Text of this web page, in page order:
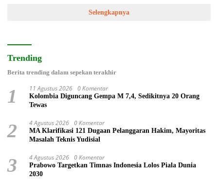
Selengkapnya
Trending
Berita trending dalam sepekan terakhir
1 11 Agustus 2026 0 Komentar
Kolombia Diguncang Gempa M 7,4, Sedikitnya 20 Orang
Tewas
2 4 Agustus 2026 0 Komentar
MA Klarifikasi 121 Dugaan Pelanggaran Hakim, Mayoritas
Masalah Teknis Yudisial
3 4 Agustus 2026 0 Komentar
Prabowo Targetkan Timnas Indonesia Lolos Piala Dunia
2030